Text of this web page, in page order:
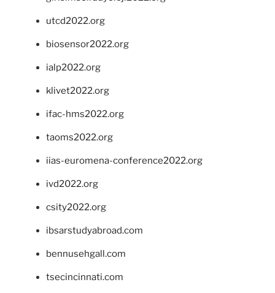
utcd2022.org
biosensor2022.org
ialp2022.org
klivet2022.org
ifac-hms2022.org
taoms2022.org
iias-euromena-conference2022.org
ivd2022.org
csity2022.org
ibsarstudyabroad.com
bennusehgall.com
tsecincinnati.com